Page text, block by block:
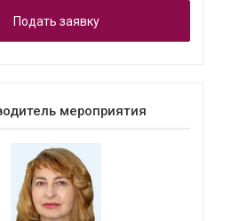
Подать заявку
мероприятия